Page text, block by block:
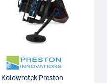
Kołowrotek Preston